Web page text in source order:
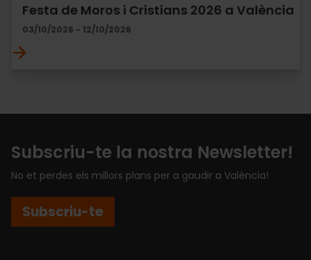
Festa de Moros i Cristians 2026 a València
03/10/2026 - 12/10/2026
Subscriu-te la nostra Newsletter!
No et perdes els millors plans per a gaudir a València!
Subscriu-te